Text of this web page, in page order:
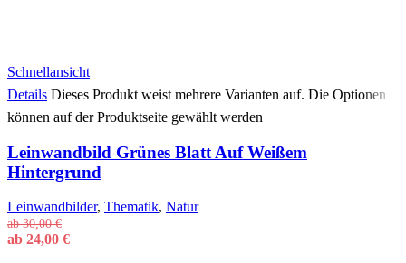
Schnellansicht
Details Dieses Produkt weist mehrere Varianten auf. Die Optionen
können auf der Produktseite gewählt werden
Leinwandbild Grünes Blatt Auf Weißem
Hintergrund
Leinwandbilder, Thematik, Natur
ab30,00€
ab 24,00 €